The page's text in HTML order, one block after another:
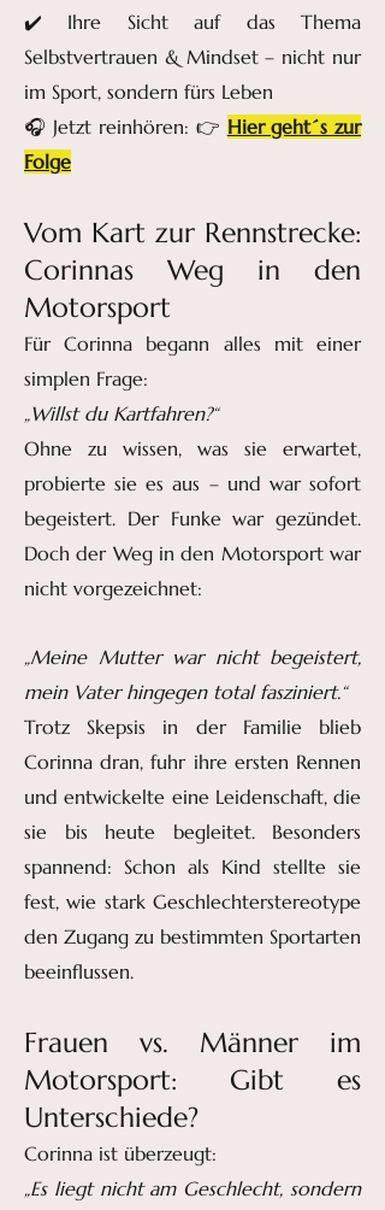
✔️ Ihre Sicht auf das Thema
Selbstvertrauen & Mindset – nicht nur
im Sport, sondern fürs Leben
🎧 Jetzt reinhören: 👉 Hier geht´s zur
Folge
Vom Kart zur Rennstrecke:
Corinnas Weg in den
Motorsport
Für Corinna begann alles mit einer
simplen Frage:
„Willst du Kartfahren?“
Ohne zu wissen, was sie erwartet,
probierte sie es aus – und war sofort
begeistert. Der Funke war gezündet.
Doch der Weg in den Motorsport war
nicht vorgezeichnet:
„Meine Mutter war nicht begeistert,
mein Vater hingegen total fasziniert.“
Trotz Skepsis in der Familie blieb
Corinna dran, fuhr ihre ersten Rennen
und entwickelte eine Leidenschaft, die
sie bis heute begleitet. Besonders
spannend: Schon als Kind stellte sie
fest, wie stark Geschlechterstereotype
den Zugang zu bestimmten Sportarten
beeinflussen.
Frauen vs. Männer im
Motorsport: Gibt es
Unterschiede?
Corinna ist überzeugt:
„Es liegt nicht am Geschlecht, sondern